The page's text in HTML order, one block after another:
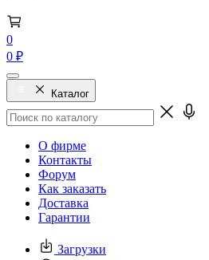
0
0 ₽
Каталог
О фирме
Контакты
Форум
Как заказать
Доставка
Гарантии
Загрузки